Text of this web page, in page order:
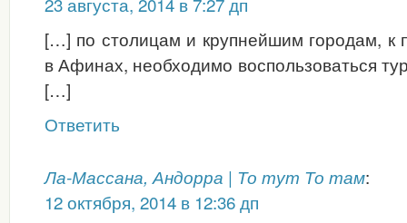
[…] по столицам и крупнейшим городам, к
в Афинах, необходимо воспользоваться
[…]
Ответить
Ла-Массана, Андорра | То тут То там:
12 октября, 2014 в 12:36 дп